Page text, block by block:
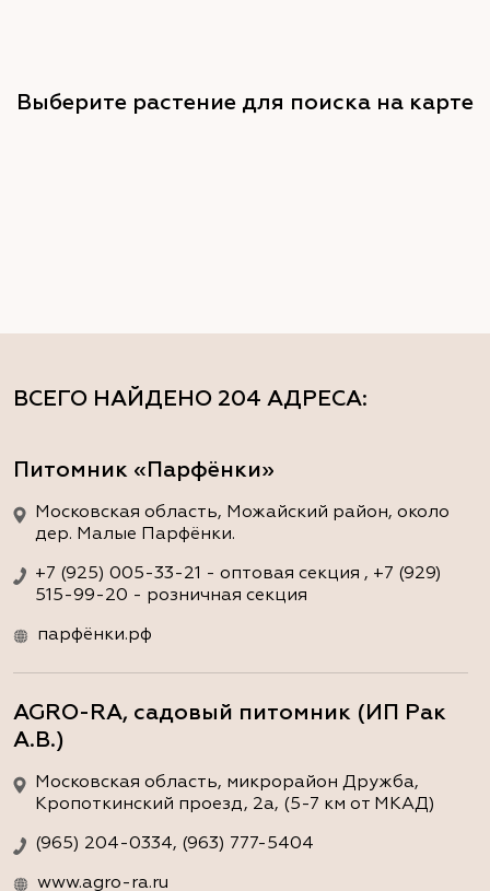
ВСЕГО НАЙДЕНО 204 АДРЕСА:
Питомник «Парфёнки»
Московская область, Можайский район, около
дер. Малые Парфёнки.
+7 (925) 005-33-21 - оптовая секция , +7 (929)
515-99-20 - розничная секция
парфёнки.рф
AGRO-RA, садовый питомник (ИП Рак
А.В.)
Московская область, микрорайон Дружба,
Кропоткинский проезд, 2а, (5-7 км от МКАД)
(965) 204-0334, (963) 777-5404
www.agro-ra.ru
Выберите растение для поиска на карте